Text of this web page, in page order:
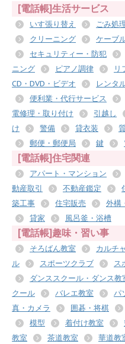
[電話帳]生活サービス
いす張り替え ごみ処
クリーニング
ケーブ
セキュリティー・防犯
ニング
ピアノ調律 リ
CD・DVD・ビデオ
レンタ
便利業・代行サービス
電修理・取り付け
引越し
け
警備 貸衣装
郵便・郵便局
鍵
[電話帳]住宅関連
アパート・マンション
動産取引
不動産鑑定
築工事
住宅販売 外構
貸家
風呂釜・浴槽
[電話帳]趣味・習い事
そろばん教室 カルチ
ル
スポーツクラブ ス
ダンススクール・ダンス教
クール
バレエ教室 パ
真・カメラ
囲碁・将棋
模型
着付け教室
教室
茶道教室 華道教